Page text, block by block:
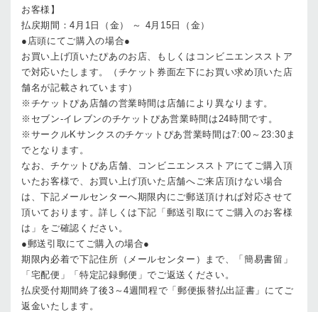
お客様】
払戻期間：4月1日（金） ～ 4月15日（金）
●店頭にてご購入の場合●
お買い上げ頂いたぴあのお店、もしくはコンビニエンスストア
で対応いたします。（チケット券面左下にお買い求め頂いた店
舗名が記載されています）
※チケットぴあ店舗の営業時間は店舗により異なります。
※セブン-イレブンのチケットぴあ営業時間は24時間です。
※サークルKサンクスのチケットぴあ営業時間は7:00～23:30ま
でとなります。
なお、チケットぴあ店舗、コンビニエンスストアにてご購入頂
いたお客様で、お買い上げ頂いた店舗へご来店頂けない場合
は、下記メールセンターへ期限内にご郵送頂ければ対応させて
頂いております。詳しくは下記「郵送引取にてご購入のお客様
は」をご確認ください。
●郵送引取にてご購入の場合●
期限内必着で下記住所（メールセンター）まで、「簡易書留」
「宅配便」「特定記録郵便」でご返送ください。
払戻受付期間終了後3～4週間程で「郵便振替払出証書」にてご
返金いたします。